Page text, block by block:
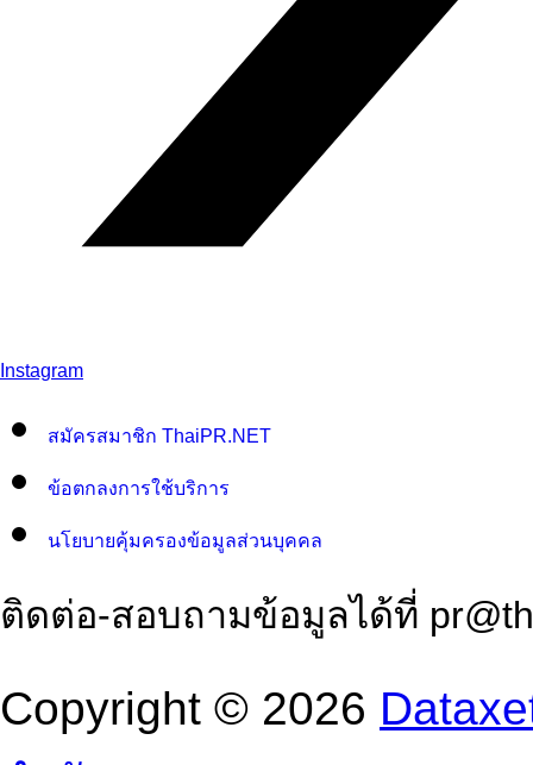
Instagram
สมัครสมาชิก ThaiPR.NET
ข้อตกลงการใช้บริการ
นโยบายคุ้มครองข้อมูลส่วนบุคคล
ติดต่อ-สอบถามข้อมูลได้ที่
Copyright © 2026